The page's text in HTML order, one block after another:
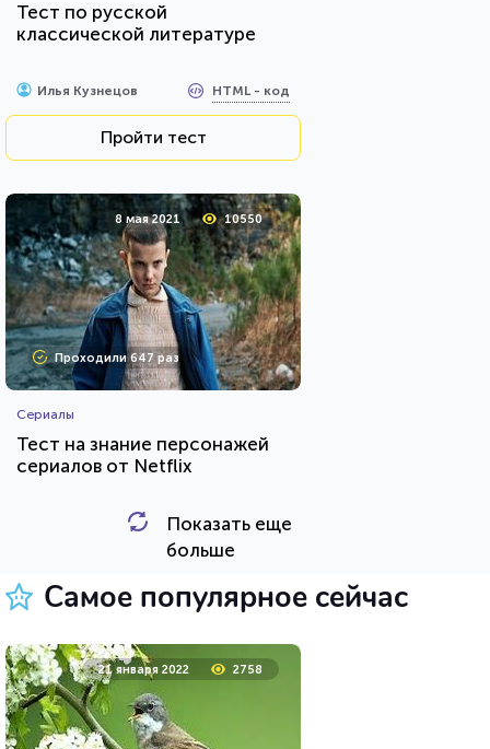
Тест по русской
классической литературе
Илья Кузнецов HTML - код
Пройти тест
8 мая 2021 10550
Проходили 647 раз
Сериалы
Тест на знание персонажей
сериалов от Netflix
HTML - код
24 марта 2021
Показать еще
больше
Самое популярное сейчас
21 января 2022 2758